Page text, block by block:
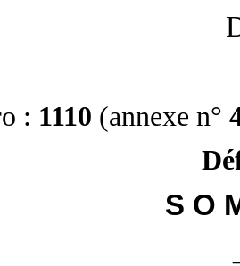
: 1110 (annexe n°
S O